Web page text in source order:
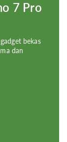
7 Pro
bekas
dan